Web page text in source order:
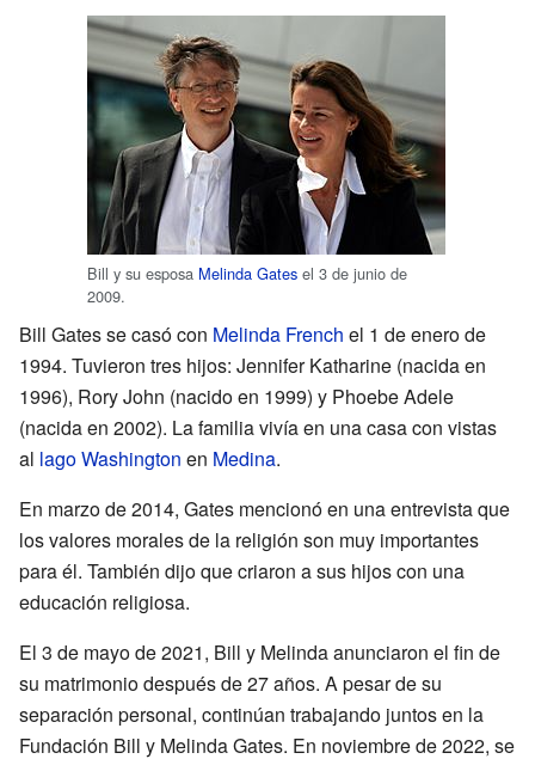
Bill y su esposa Melinda Gates el 3 de junio de
2009.
Bill Gates se casó con Melinda French el 1 de enero de
1994. Tuvieron tres hijos: Jennifer Katharine (nacida en
1996), Rory John (nacido en 1999) y Phoebe Adele
(nacida en 2002). La familia vivía en una casa con vistas
al lago Washington en Medina.
En marzo de 2014, Gates mencionó en una entrevista que
los valores morales de la religión son muy importantes
para él. También dijo que criaron a sus hijos con una
educación religiosa.
El 3 de mayo de 2021, Bill y Melinda anunciaron el fin de
su matrimonio después de 27 años. A pesar de su
separación personal, continúan trabajando juntos en la
Fundación Bill y Melinda Gates. En noviembre de 2022, se